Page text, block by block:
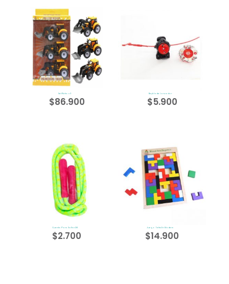
Set Retro x 3
$86.900
Beyblade Lanzador
$5.900
Cuerda Para Saltar 2M
$2.700
Juego Tetris En Madera
$14.900